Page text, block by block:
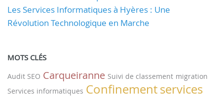
Les Services Informatiques à Hyères : Une
Révolution Technologique en Marche
MOTS CLÉS
Audit SEO Carqueiranne Suivi de classement migration
Services informatiques Confinementservices